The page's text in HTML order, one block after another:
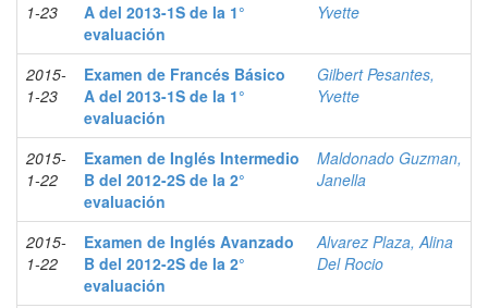
1-23
A del 2013-1S de la 1°
evaluación
Yvette
2015-
1-23
Examen de Francés Básico
A del 2013-1S de la 1°
evaluación
Gilbert Pesantes,
Yvette
2015-
1-22
Examen de Inglés Intermedio
B del 2012-2S de la 2°
evaluación
Maldonado Guzman,
Janella
2015-
1-22
Examen de Inglés Avanzado
B del 2012-2S de la 2°
evaluación
Alvarez Plaza, Alina
Del Rocio